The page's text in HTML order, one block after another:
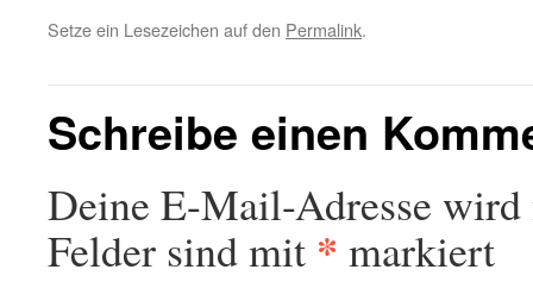
Setze ein Lesezeichen auf den Permalink.
Schreibe einen
Deine E-Mail-Adresse
Felder sind mit * markiert